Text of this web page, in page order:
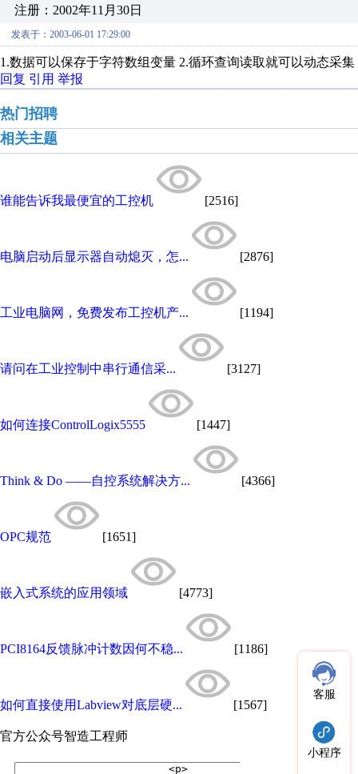
注册：2002年11月30日
发表于：2003-06-01 17:29:00
1.数据可以保存于字符数组变量 2.循环查询读取就可以动态采集
回复 引用 举报
热门招聘
相关主题
谁能告诉我最便宜的工控机 [2516]
电脑启动后显示器自动熄灭，怎... [2876]
工业电脑网，免费发布工控机产... [1194]
请问在工业控制中串行通信采... [3127]
如何连接ControlLogix5555 [1447]
Think & Do ——自控系统解决方... [4366]
OPC规范 [1651]
嵌入式系统的应用领域 [4773]
PCI8164反馈脉冲计数因何不稳... [1186]
如何直接使用Labview对底层硬... [1567]
官方公众号智造工程师
客服
小程序